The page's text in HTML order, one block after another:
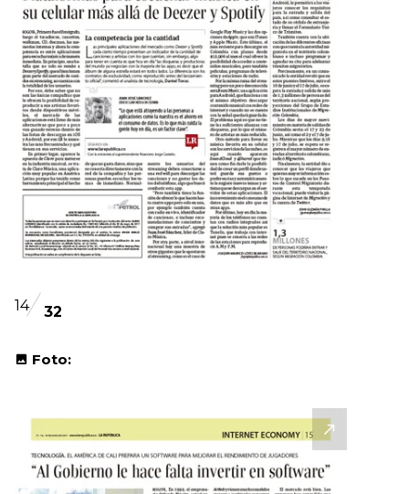
14 32
Foto: